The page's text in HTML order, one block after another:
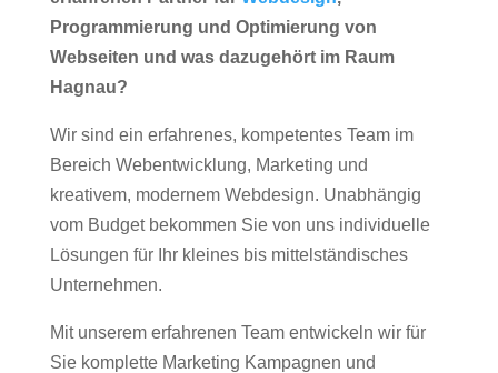
Programmierung und Optimierung von
Webseiten und was dazugehört im Raum
Hagnau?
Wir sind ein erfahrenes, kompetentes Team im
Bereich Webentwicklung, Marketing und
kreativem, modernem Webdesign. Unabhängig
vom Budget bekommen Sie von uns individuelle
Lösungen für Ihr kleines bis mittelständisches
Unternehmen.
Mit unserem erfahrenen Team entwickeln wir für
Sie komplette Marketing Kampagnen und